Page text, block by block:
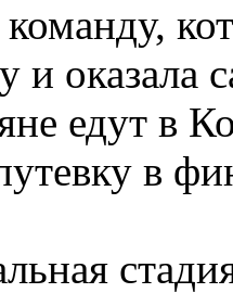
и оказала
едут в
в